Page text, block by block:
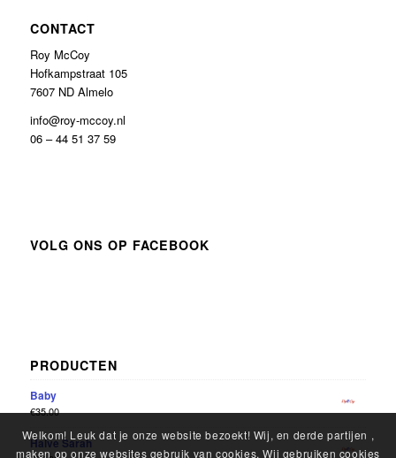
CONTACT
Roy McCoy
Hofkampstraat 105
7607 ND Almelo
info@roy-mccoy.nl
06 – 44 51 37 59
VOLG ONS OP FACEBOOK
PRODUCTEN
Baby
€35.00
Halve Sarah
Welkom! Leuk dat je onze website bezoekt! Wij, en derde partijen ,
maken op onze websites gebruik van cookies. Wij gebruiken cookies